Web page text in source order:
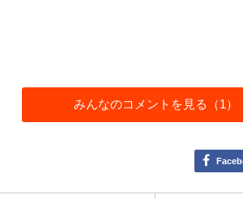
みんなのコメントを見る（1）